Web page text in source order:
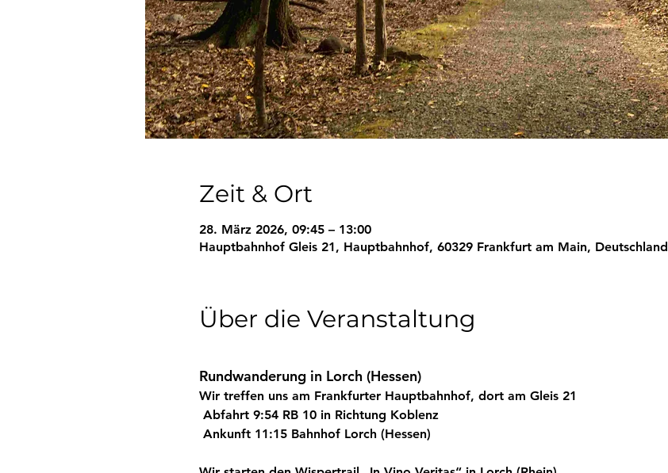
Zeit & Ort
28. März 2026, 09:45 – 13:00
Hauptbahnhof Gleis 21, Hauptbahnhof, 60329 Frankfurt am Main, Deutschland
Über die Veranstaltung
Rundwanderung in Lorch (Hessen)
Wir treffen uns am Frankfurter Hauptbahnhof, dort am Gleis 21
Abfahrt 9:54 RB 10 in Richtung Koblenz
Ankunft 11:15 Bahnhof Lorch (Hessen)